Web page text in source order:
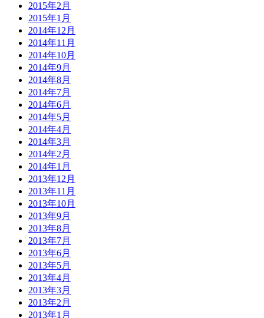
2015年2月
2015年1月
2014年12月
2014年11月
2014年10月
2014年9月
2014年8月
2014年7月
2014年6月
2014年5月
2014年4月
2014年3月
2014年2月
2014年1月
2013年12月
2013年11月
2013年10月
2013年9月
2013年8月
2013年7月
2013年6月
2013年5月
2013年4月
2013年3月
2013年2月
2013年1月